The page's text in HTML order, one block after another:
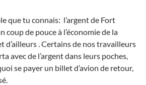
que tu connais: l’argent de Fort
coup de pouce à l’économie de la
d’ailleurs . Certains de nos travailleurs
avec de l’argent dans leurs poches,
se payer un billet d’avion de retour,